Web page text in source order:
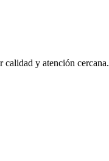
calidad y atención cercana.